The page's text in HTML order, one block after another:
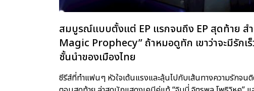
สมบูรณ์แบบตั้งแต่ EP แรกจนถึง EP สุดท้าย ส
Magic Prophecy” ถ้าหมอดูทัก เขาว่าจะมีรักเ
ชั้นนำของเมืองไทย
ซีรีส์ที่ทำแฟนๆ หัวใจเต้นแรงและลุ้นไปกับเส้นทางความรักจน